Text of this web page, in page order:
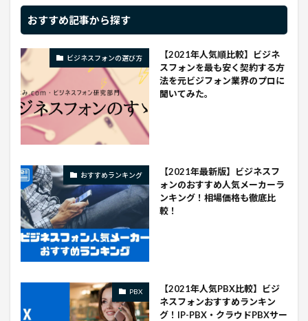
おすすめ記事から探す
ビジネスフォンの選び方
【2021年人気順比較】ビジネ
スフォンを最も安く契約する方
法を元ビジフォン業界のプロに
聞いてみた。
おすすめランキング
【2021年最新版】ビジネスフ
ォンのおすすめ人気メーカーラ
ンキング！相場価格も徹底比
較！
PBX
【2021年人気PBX比較】ビジ
ネスフォンおすすめランキン
グ！IP-PBX・クラウドPBXサー